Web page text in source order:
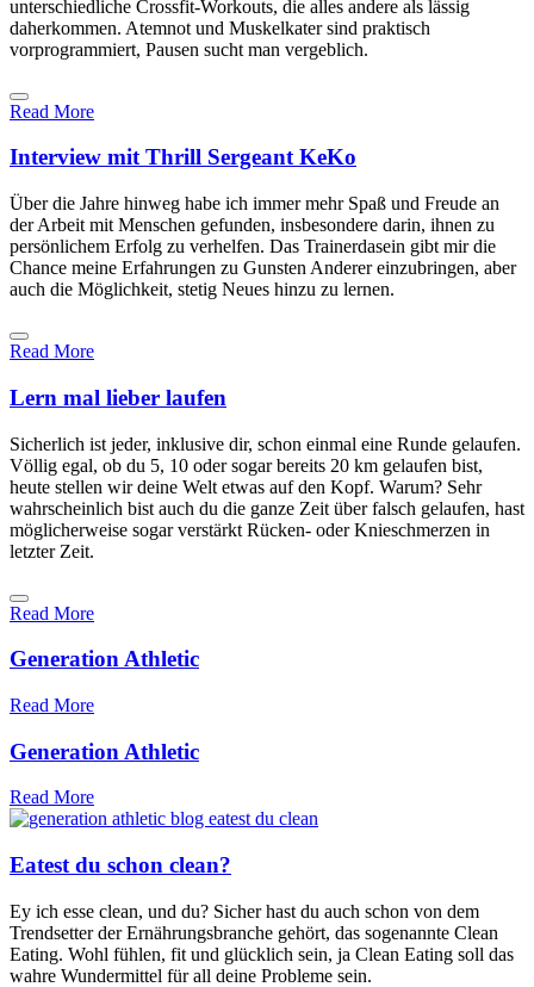
unterschiedliche Crossfit-Workouts, die alles andere als lässig
daherkommen. Atemnot und Muskelkater sind praktisch
vorprogrammiert, Pausen sucht man vergeblich.
Read More
Interview mit Thrill Sergeant KeKo
Über die Jahre hinweg habe ich immer mehr Spaß und Freude an
der Arbeit mit Menschen gefunden, insbesondere darin, ihnen zu
persönlichem Erfolg zu verhelfen. Das Trainerdasein gibt mir die
Chance meine Erfahrungen zu Gunsten Anderer einzubringen, aber
auch die Möglichkeit, stetig Neues hinzu zu lernen.
Read More
Lern mal lieber laufen
Sicherlich ist jeder, inklusive dir, schon einmal eine Runde gelaufen.
Völlig egal, ob du 5, 10 oder sogar bereits 20 km gelaufen bist,
heute stellen wir deine Welt etwas auf den Kopf. Warum? Sehr
wahrscheinlich bist auch du die ganze Zeit über falsch gelaufen, hast
möglicherweise sogar verstärkt Rücken- oder Knieschmerzen in
letzter Zeit.
Read More
Generation Athletic
Read More
Generation Athletic
Read More
Eatest du schon clean?
Ey ich esse clean, und du? Sicher hast du auch schon von dem
Trendsetter der Ernährungsbranche gehört, das sogenannte Clean
Eating. Wohl fühlen, fit und glücklich sein, ja Clean Eating soll das
wahre Wundermittel für all deine Probleme sein.